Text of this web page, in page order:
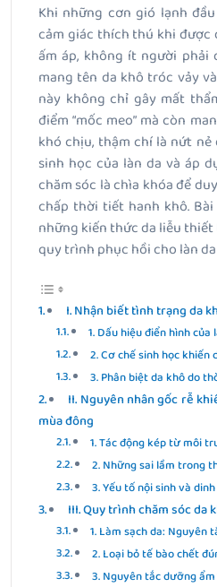
Khi những cơn gió lạnh
cảm giác thích thú khi được
ấm áp, không ít người
mang tên da khô tróc vảy
này không chỉ gây mất
điểm “mốc meo” mà còn
khó chịu, thậm chí là nứt nẻ
sinh học của làn da và áp
chăm sóc là chìa khóa để
chấp thời tiết hanh khô.
những kiến thức da liễu
quy trình phục hồi cho làn da
I. Nhận biết tình trạng da
1. Dấu hiệu điển hình
2. Cơ chế sinh học khiến
3. Phân biệt da khô do
II. Nguyên nhân gốc rễ
mùa đông
1. Tác động kép từ môi
2. Những sai lầm trong
3. Yếu tố nội sinh và
III. Quy trình chăm sóc da
1. Làm sạch da: Nguyên
2. Loại bỏ tế bào chết
3. Nguyên tắc dưỡng ẩm